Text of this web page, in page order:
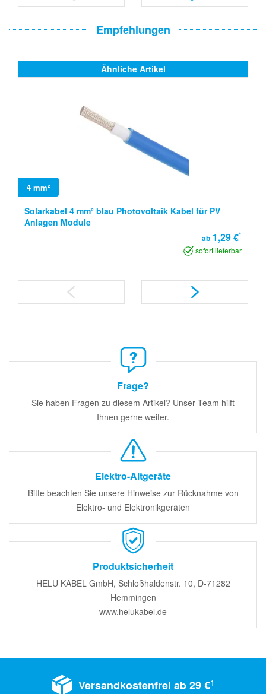
Empfehlungen
Ähnliche Artikel
4 mm²
Solarkabel 4 mm² blau Photovoltaik Kabel für PV
Anlagen Module
ab 1,29 €*
sofort lieferbar
Frage?
Sie haben Fragen zu diesem Artikel? Unser Team hilft
Ihnen gerne weiter.
Elektro-Altgeräte
Bitte beachten Sie unsere Hinweise zur Rücknahme von
Elektro- und Elektronikgeräten
Produktsicherheit
HELU KABEL GmbH, Schloßhaldenstr. 10, D-71282
Hemmingen
www.helukabel.de
Versandkostenfrei ab 29 €1